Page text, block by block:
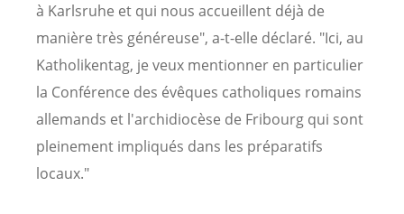
à Karlsruhe et qui nous accueillent déjà de
manière très généreuse", a-t-elle déclaré. "Ici, au
Katholikentag, je veux mentionner en particulier
la Conférence des évêques catholiques romains
allemands et l'archidiocèse de Fribourg qui sont
pleinement impliqués dans les préparatifs
locaux."